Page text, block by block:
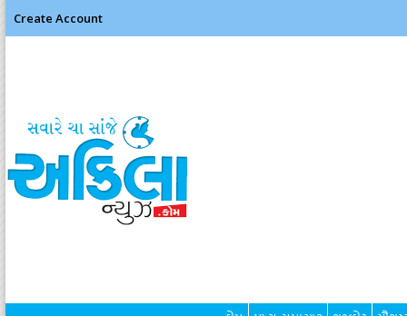
Create Account